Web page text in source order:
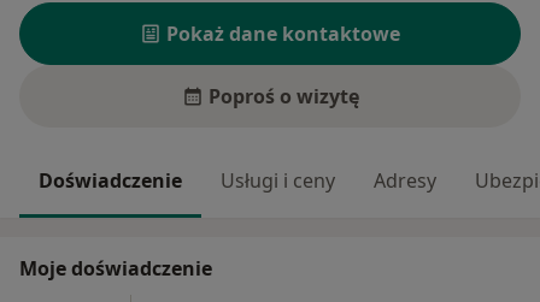
Pokaż dane kontaktowe
Poproś o wizytę
Doświadczenie Usługi i ceny Adresy
Moje doświadczenie